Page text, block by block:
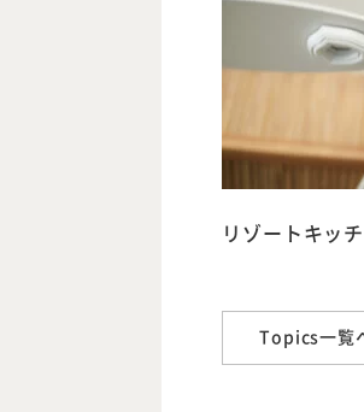
リゾートキッ
Topics一覧